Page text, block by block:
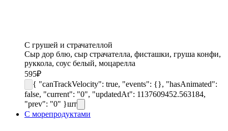
С грушей и страчателлой
Сыр дор блю, сыр страчателла, фисташки, груша конфи,
руккола, соус белый, моцарелла
595₽
{ "canTrackVelocity": true, "events": {}, "hasAnimated":
false, "current": "0", "updatedAt": 1137609452.563184,
"prev": "0" }шт
С морепродуктами